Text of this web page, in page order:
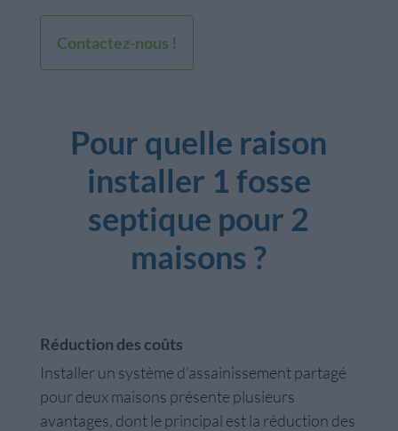
Contactez-nous !
Pour quelle raison
installer 1 fosse
septique pour 2
maisons ?
Réduction des coûts
Installer un système d’assainissement partagé
pour deux maisons présente plusieurs
avantages, dont le principal est la réduction des